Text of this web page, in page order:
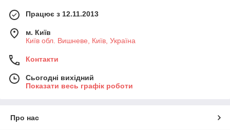
Працює з 12.11.2013
м. Київ
Київ обл. Вишневе, Київ, Україна
Контакти
Сьогодні вихідний
Показати весь графік роботи
Про нас